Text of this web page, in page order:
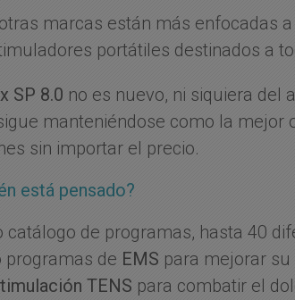
marcas están más enfocadas
portátiles destinados a
SP 8.0 no es nuevo, ni siquiera del
manteniéndose como la
sin importar el precio.
está pensado?
catálogo de programas, hasta 40
programas de EMS para mejorar
TENS para combatir el